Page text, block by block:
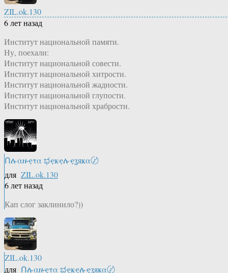
ZIL.ok.130
6 лет назад
Институт национальной памяти.
Ну, поехали:
Институт национальной совести.
Институт национальной хитрости.
Институт национальной жадности.
Институт национальной глупости.
Институт национальной храбрости.
Ոሉαዙҿτα ಭҿҝҿሉҿʓяҝα〄
для ZIL.ok.130
6 лет назад
Кап слог заклинило?))
ZIL.ok.130
для Ոሉαዙҿτα ಭҿҝҿሉҿʓяҝα〄